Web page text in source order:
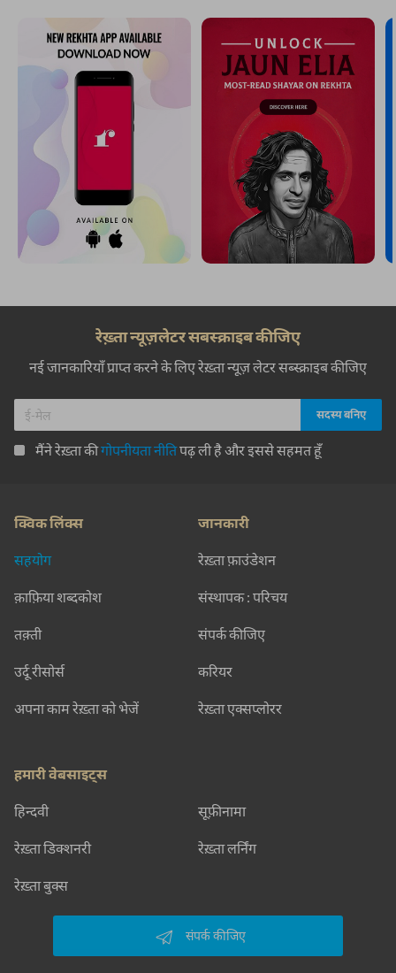
रेख़्ता न्यूज़लेटर सबस्क्राइब कीजिए
नई जानकारियाँ प्राप्त करने के लिए रेख़्ता न्यूज़ लेटर सब्स्क्राइब कीजिए
मैंने रेख़्ता कीगोपनीयता नीतिपढ़ ली है और इससे सहमत हूँ
क्विक लिंक्स
सहयोग
क़ाफ़िया शब्दकोश
तक़्ती
उर्दू रीसोर्स
अपना काम रेख़्ता को भेजें
जानकारी
रेख़्ता फ़ाउंडेशन
संस्थापक : परिचय
संपर्क कीजिए
करियर
रेख़्ता एक्सप्लोरर
हमारी वेबसाइट्स
हिन्दवी सूफ़ीनामा
रेख़्ता डिक्शनरी रेख़्ता लर्निंग
रेख़्ता बुक्स
संपर्क कीजिए